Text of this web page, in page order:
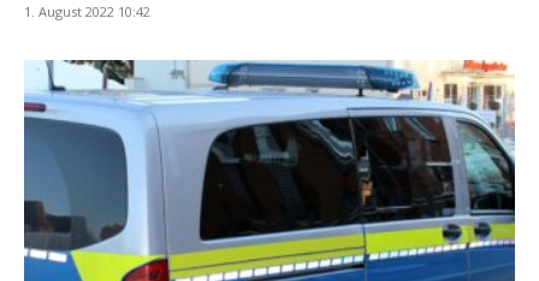
1. August 2022 10:42